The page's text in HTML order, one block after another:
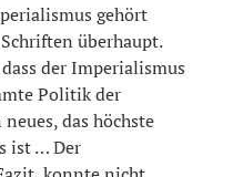
gehört
überhaupt.
der Imperialismus
Politik der
das höchste
ist … Der